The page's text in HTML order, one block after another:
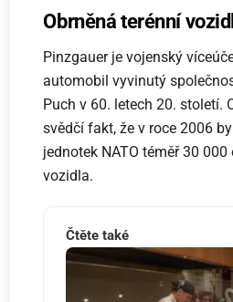
Obrněná terénní
Pinzgauer je vojenský
automobil vyvinutý
Puch v 60. letech 20. století.
svědčí fakt, že v roce 2006
jednotek NATO téměř 30
vozidla.
Čtěte také